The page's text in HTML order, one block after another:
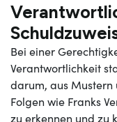
Bei einer
Verantwortlichkeit
darum, aus Mustern
Folgen wie Franks
zu erkennen und zu